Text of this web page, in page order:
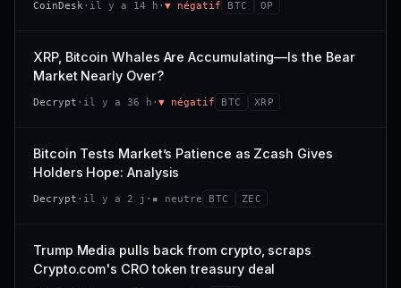
−0,1 % +0,1 %
−0,1 % #29
CONFIANCE
477 M$ 1 464 $
+0,6 % −3,6 %
−94,7 % #102
CONFIANCE
CoinDesk · il y a 14 h · ▼ négatif BTC OP
XRP, Bitcoin Whales Are Accumulating—Is the Bear
Market Nearly Over?
Decrypt · il y a 36 h · ▼ négatif BTC XRP
Bitcoin Tests Market’s Patience as Zcash Gives
Holders Hope: Analysis
Decrypt · il y a 2 j · ▪ neutre BTC ZEC
Trump Media pulls back from crypto, scraps
Crypto.com's CRO token treasury deal